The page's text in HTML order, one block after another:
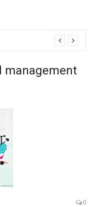
management
0